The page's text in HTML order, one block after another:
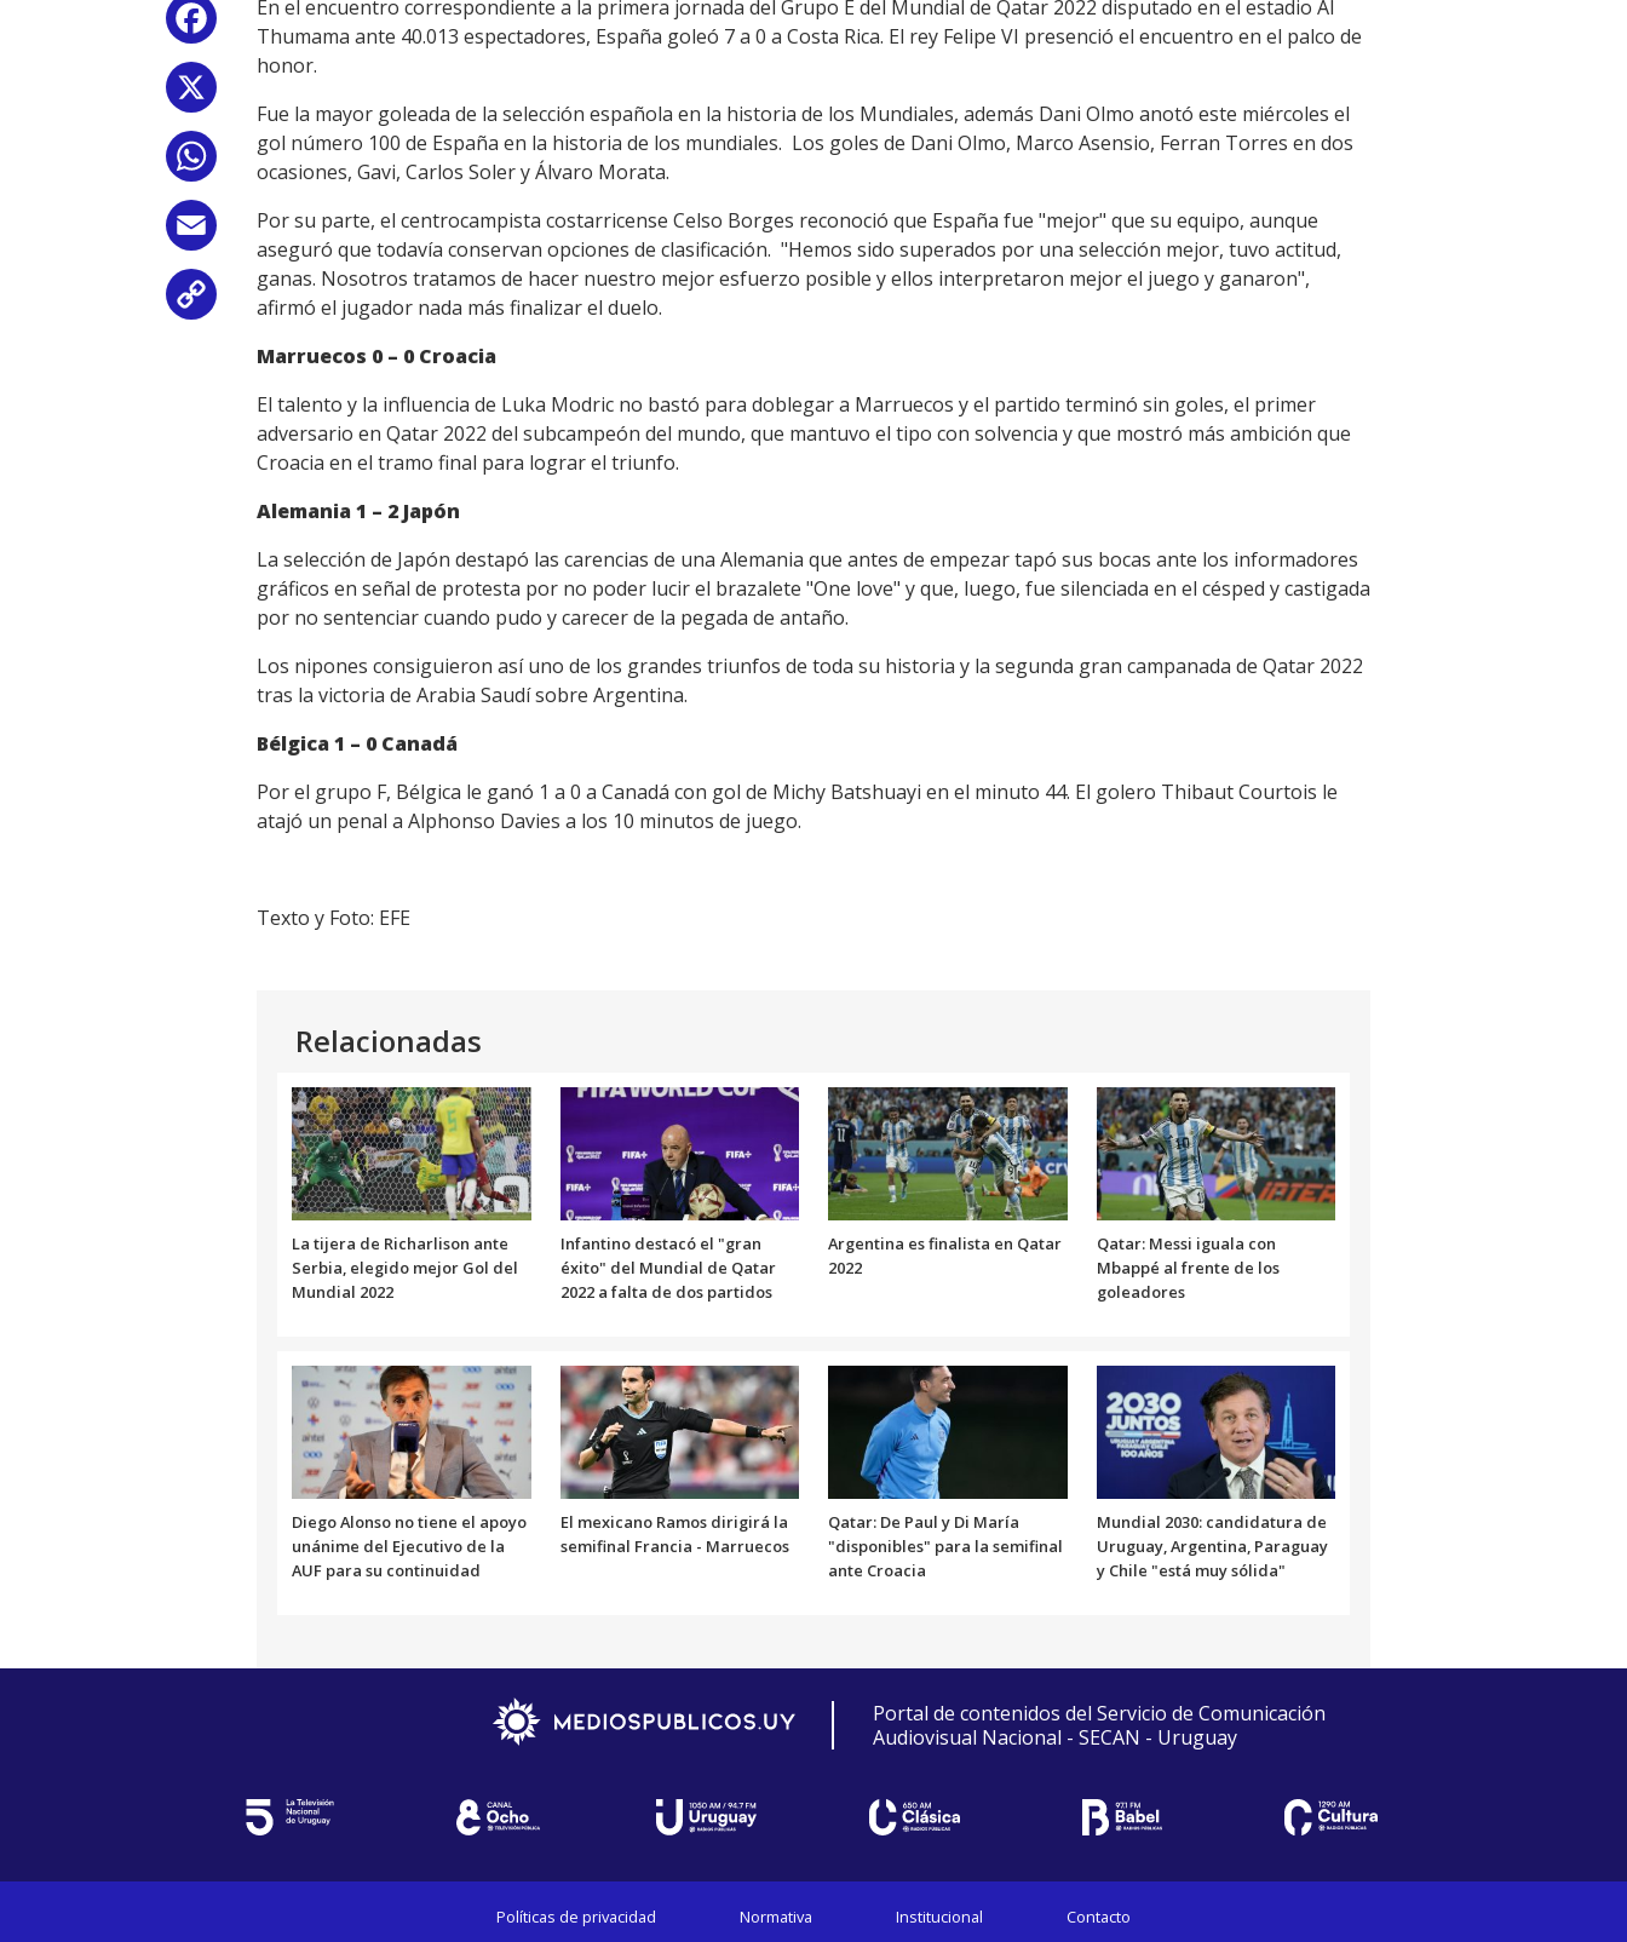
Facebook
WhatsApp
Email
Copy
Link
En el encuentro correspondiente a la primera jornada del Grupo E del Mundial de Qatar 2022 disputado en el estadio Al
Thumama ante 40.013 espectadores, España goleó 7 a 0 a Costa Rica. El rey Felipe VI presenció el encuentro en el palco de
honor.
Fue la mayor goleada de la selección española en la historia de los Mundiales, además Dani Olmo anotó este miércoles el
gol número 100 de España en la historia de los mundiales. Los goles de Dani Olmo, Marco Asensio, Ferran Torres en dos
ocasiones, Gavi, Carlos Soler y Álvaro Morata.
Por su parte, el centrocampista costarricense Celso Borges reconoció que España fue "mejor" que su equipo, aunque
aseguró que todavía conservan opciones de clasificación. "Hemos sido superados por una selección mejor, tuvo actitud,
ganas. Nosotros tratamos de hacer nuestro mejor esfuerzo posible y ellos interpretaron mejor el juego y ganaron",
afirmó el jugador nada más finalizar el duelo.
Marruecos 0 – 0 Croacia
El talento y la influencia de Luka Modric no bastó para doblegar a Marruecos y el partido terminó sin goles, el primer
adversario en Qatar 2022 del subcampeón del mundo, que mantuvo el tipo con solvencia y que mostró más ambición que
Croacia en el tramo final para lograr el triunfo.
Alemania 1 – 2 Japón
La selección de Japón destapó las carencias de una Alemania que antes de empezar tapó sus bocas ante los informadores
gráficos en señal de protesta por no poder lucir el brazalete "One love" y que, luego, fue silenciada en el césped y castigada
por no sentenciar cuando pudo y carecer de la pegada de antaño.
Los nipones consiguieron así uno de los grandes triunfos de toda su historia y la segunda gran campanada de Qatar 2022
tras la victoria de Arabia Saudí sobre Argentina.
Bélgica 1 – 0 Canadá
Por el grupo F, Bélgica le ganó 1 a 0 a Canadá con gol de Michy Batshuayi en el minuto 44. El golero Thibaut Courtois le
atajó un penal a Alphonso Davies a los 10 minutos de juego.
Texto y Foto: EFE
Relacionadas
La tijera de Richarlison ante
Serbia, elegido mejor Gol del
Mundial 2022
Infantino destacó el "gran
éxito" del Mundial de Qatar
2022 a falta de dos partidos
Argentina es finalista en Qatar
2022
Qatar: Messi iguala con
Mbappé al frente de los
goleadores
Diego Alonso no tiene el apoyo
unánime del Ejecutivo de la
AUF para su continuidad
El mexicano Ramos dirigirá la
semifinal Francia - Marruecos
Qatar: De Paul y Di María
"disponibles" para la semifinal
ante Croacia
Mundial 2030: candidatura de
Uruguay, Argentina, Paraguay
y Chile "está muy sólida"
Portal de contenidos del Servicio de Comunicación
Audiovisual Nacional - SECAN - Uruguay
Políticas de privacidad Normativa Institucional Contacto